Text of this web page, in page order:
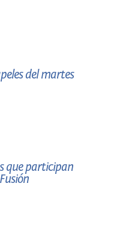
del martes
que participan